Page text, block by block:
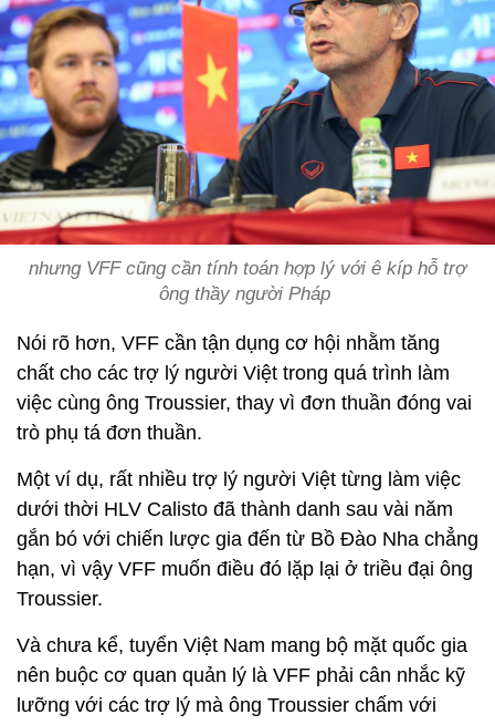
nhưng VFF cũng cần tính toán hợp lý với ê kíp hỗ trợ
ông thầy người Pháp
Nói rõ hơn, VFF cần tận dụng cơ hội nhằm tăng
chất cho các trợ lý người Việt trong quá trình làm
việc cùng ông Troussier, thay vì đơn thuần đóng vai
trò phụ tá đơn thuần.
Một ví dụ, rất nhiều trợ lý người Việt từng làm việc
dưới thời HLV Calisto đã thành danh sau vài năm
gắn bó với chiến lược gia đến từ Bồ Đào Nha chẳng
hạn, vì vậy VFF muốn điều đó lặp lại ở triều đại ông
Troussier.
Và chưa kể, tuyển Việt Nam mang bộ mặt quốc gia
nên buộc cơ quan quản lý là VFF phải cân nhắc kỹ
lưỡng với các trợ lý mà ông Troussier chấm với